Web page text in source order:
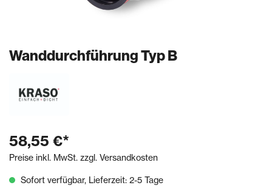
Wanddurchführung Typ B
58,55 €*
Preise inkl. MwSt. zzgl. Versandkosten
Sofort verfügbar, Lieferzeit: 2-5 Tage